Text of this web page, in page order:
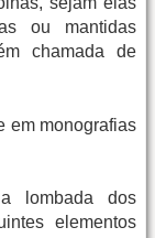
ou mantidas
chamada de
em monografias
lombada dos
elementos